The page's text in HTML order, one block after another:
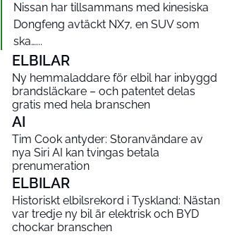
Nissan har tillsammans med kinesiska
Dongfeng avtäckt NX7, en SUV som
ska…...
ELBILAR
Ny hemmaladdare för elbil har inbyggd
brandsläckare – och patentet delas
gratis med hela branschen
AI
Tim Cook antyder: Storanvändare av
nya Siri AI kan tvingas betala
prenumeration
ELBILAR
Historiskt elbilsrekord i Tyskland: Nästan
var tredje ny bil är elektrisk och BYD
chockar branschen